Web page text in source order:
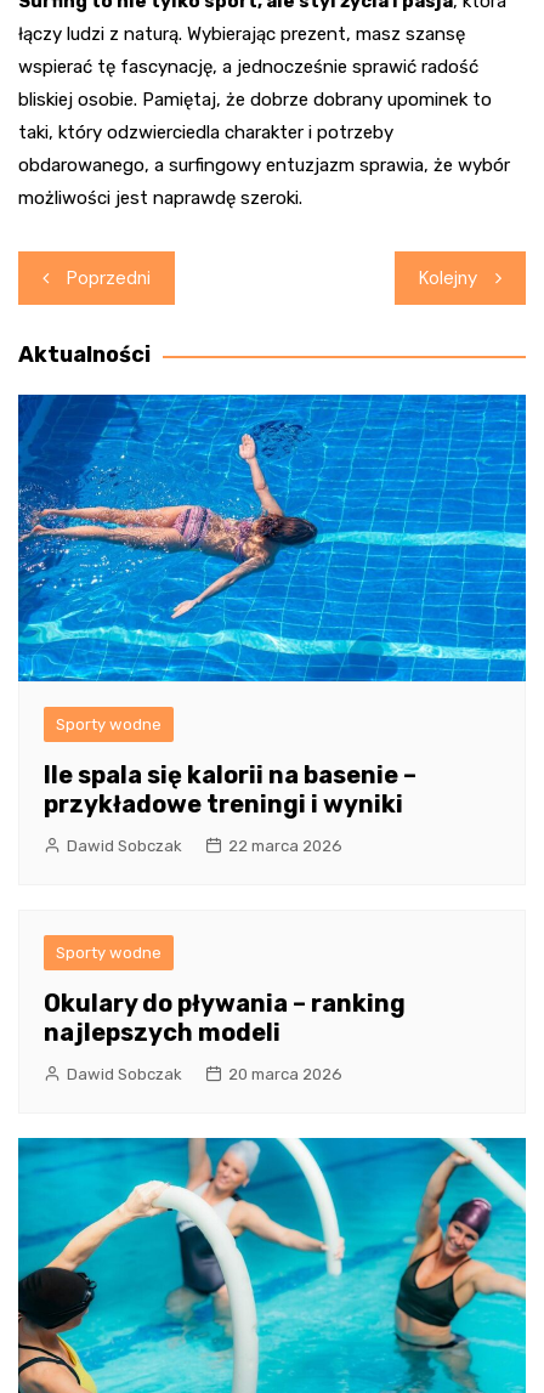
łączy ludzi z naturą. Wybierając prezent, masz szansę
wspierać tę fascynację, a jednocześnie sprawić radość
bliskiej osobie. Pamiętaj, że dobrze dobrany upominek to
taki, który odzwierciedla charakter i potrzeby
obdarowanego, a surfingowy entuzjazm sprawia, że wybór
możliwości jest naprawdę szeroki.
Nawigacja
wpisu
Poprzedni Kolejny
Aktualności
Sporty wodne
Ile spala się kalorii na basenie –
przykładowe treningi i wyniki
Dawid Sobczak 22 marca 2026
Sporty wodne
Okulary do pływania – ranking
najlepszych modeli
Dawid Sobczak 20 marca 2026